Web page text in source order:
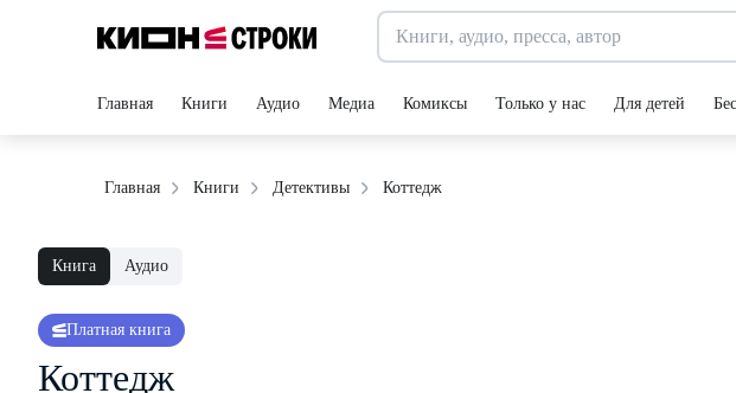
Главная Книги Аудио Медиа Комиксы Только у нас Для детей
Главная Книги Детективы Коттедж
Книга Аудио
Платная книга
Коттедж